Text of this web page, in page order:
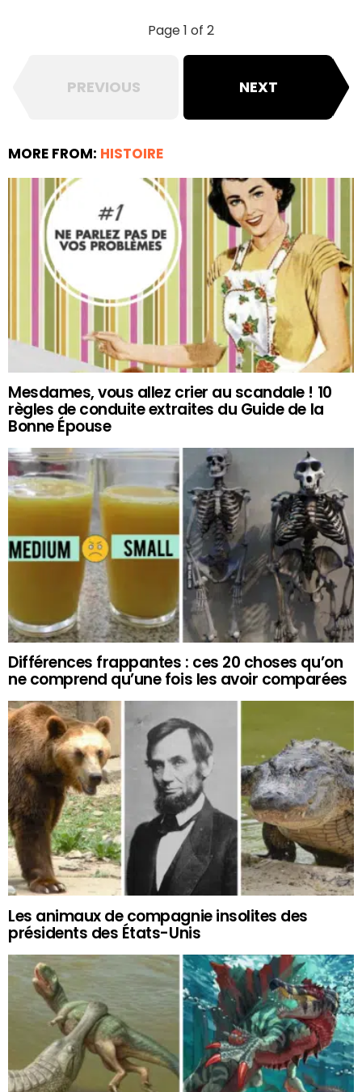
Page 1 of 2
PREVIOUS NEXT
MORE FROM: HISTOIRE
Mesdames, vous allez crier au scandale ! 10
règles de conduite extraites du Guide de la
Bonne Épouse
Différences frappantes : ces 20 choses qu’on
ne comprend qu’une fois les avoir comparées
Les animaux de compagnie insolites des
présidents des États-Unis